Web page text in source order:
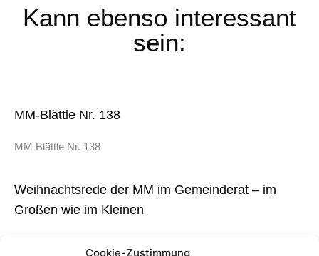
Cookie-Zustimmung
Kann ebenso interessant
sein:
MM-Blättle Nr. 138
MM Blättle Nr. 138
Weihnachtsrede der MM im Gemeinderat – im
Großen wie im Kleinen